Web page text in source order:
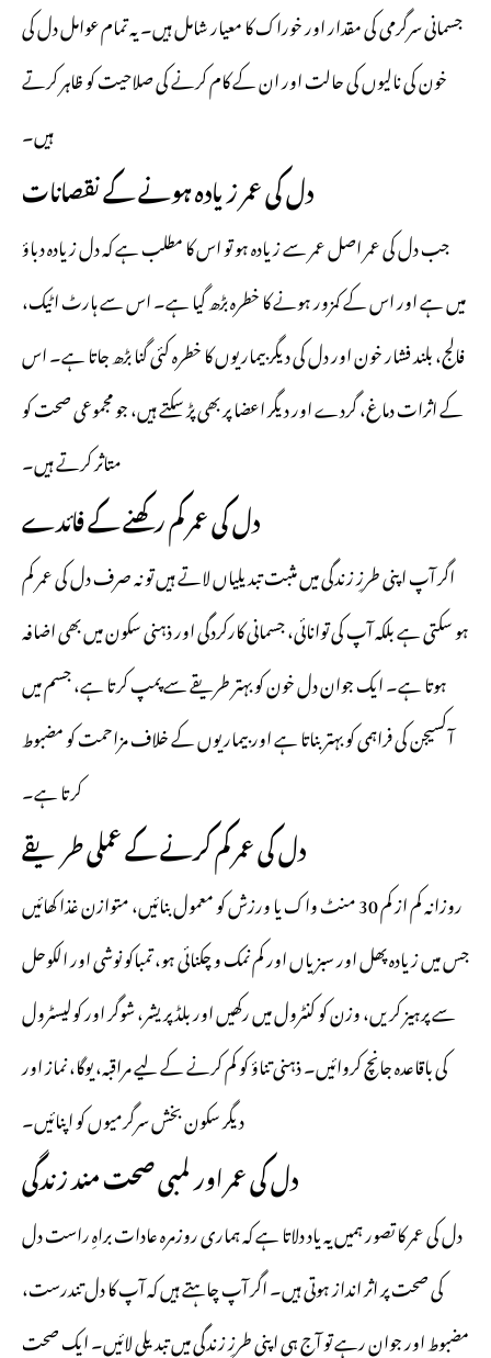
جسمانی سرگرمی کی مقدار اور خوراک کا معیار شامل ہیں۔ یہ تمام عوامل دل کی
خون کی نالیوں کی حالت اور ان کے کام کرنے کی صلاحیت کو ظاہر کرتے
ہیں۔
دل کی عمر زیادہ ہونے کے نقصانات
جب دل کی عمر اصل عمر سے زیادہ ہو تو اس کا مطلب ہے کہ دل زیادہ دباؤ
میں ہے اور اس کے کمزور ہونے کا خطرہ بڑھ گیا ہے۔ اس سے ہارٹ اٹیک،
فالج، بلند فشار خون اور دل کی دیگر بیماریوں کا خطرہ کئی گنا بڑھ جاتا ہے۔ اس
کے اثرات دماغ، گردے اور دیگر اعضا پر بھی پڑ سکتے ہیں، جو مجموعی صحت کو
متاثر کرتے ہیں۔
دل کی عمر کم رکھنے کے فائدے
اگر آپ اپنی طرزِ زندگی میں مثبت تبدیلیاں لاتے ہیں تو نہ صرف دل کی عمر کم
ہو سکتی ہے بلکہ آپ کی توانائی، جسمانی کارکردگی اورذہنی سکونمیں بھی اضافہ
ہوتا ہے۔ ایک جوان دل خون کو بہتر طریقے سے پمپ کرتا ہے، جسم میں
آکسیجن کی فراہمی کو بہتر بناتا ہے اور بیماریوں کے خلاف مزاحمت کو مضبوط
کرتا ہے۔
دل کی عمر کم کرنے کے عملی طریقے
روزانہ کم از کم 30 منٹ واک یا ورزش کو معمول بنائیں، متوازن غذا کھائیں
جس میں زیادہ پھل اور سبزیاں اور کم نمک و چکنائی ہو، تمباکو نوشی اور الکوحل
سے پرہیز کریں، وزن کو کنٹرول میں رکھیں اور بلڈ پریشر، شوگر اور کولیسٹرول
کی باقاعدہ جانچ کروائیں۔ ذہنی تناؤ کو کم کرنے کے لیے مراقبہ، یوگا، نماز اور
دیگر سکون بخش سرگرمیوں کو اپنائیں۔
دل کی عمر اور لمبی صحت مند زندگی
دل کی عمر کا تصور ہمیں یہ یاد دلاتا ہے کہ ہماری روزمرہ عادات براہِ راست دل
کی صحت پر اثر انداز ہوتی ہیں۔ اگر آپ چاہتے ہیں کہ آپ کا دل تندرست،
مضبوط اور جوان رہے تو آج ہی اپنی طرزِ زندگی میں تبدیلی لائیں۔ ایک صحت